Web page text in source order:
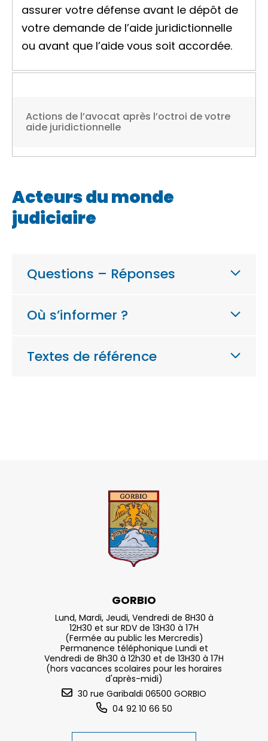
assurer votre défense avant le dépôt de
votre demande de l’aide juridictionnelle
ou avant que l’aide vous soit accordée.
Actions de l’avocat après l’octroi de votre
aide juridictionnelle
Acteurs du monde
judiciaire
Questions – Réponses
Où s’informer ?
Textes de référence
GORBIO
Lund, Mardi, Jeudi, Vendredi de 8H30 à
12H30 et sur RDV de 13H30 à 17H
(Fermée au public les Mercredis)
Permanence téléphonique Lundi et
Vendredi de 8h30 à 12h30 et de 13H30 à 17H
(hors vacances scolaires pour les horaires
d'après-midi)
30 rue Garibaldi 06500 GORBIO
04 92 10 66 50